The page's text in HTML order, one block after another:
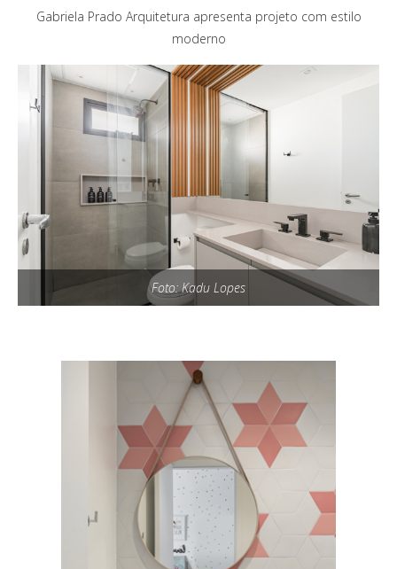
Gabriela Prado Arquitetura apresenta projeto com estilo
moderno
Foto: Kadu Lopes